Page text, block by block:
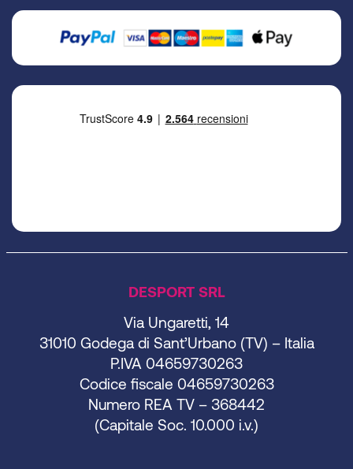
DESPORT SRL
Via Ungaretti, 14
31010 Godega di Sant’Urbano (TV) – Italia
P.IVA 04659730263
Codice fiscale 04659730263
Numero REA TV – 368442
(Capitale Soc. 10.000 i.v.)